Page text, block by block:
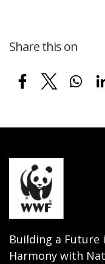
Share this on
Building a Future
Harmony with